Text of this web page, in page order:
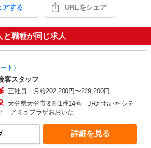
アする URLをシェア
と職種が同じ求人
ト）
客スタッフ
正社員：月給202,200円〜229,200円
大分県大分市要町1番14号 JRおおいたシテ
アミュプラザおおいた
詳細を見る